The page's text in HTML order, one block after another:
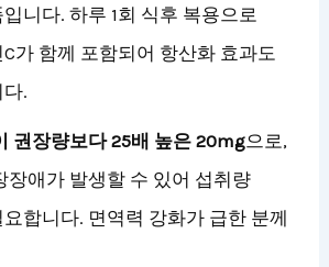
니다. 하루 1회 식후 복용으로
가 함께 포함되어 항산화 효과도
.
권장량보다 25배 높은 20mg으로,
장애가 발생할 수 있어 섭취량
합니다. 면역력 강화가 급한 분께